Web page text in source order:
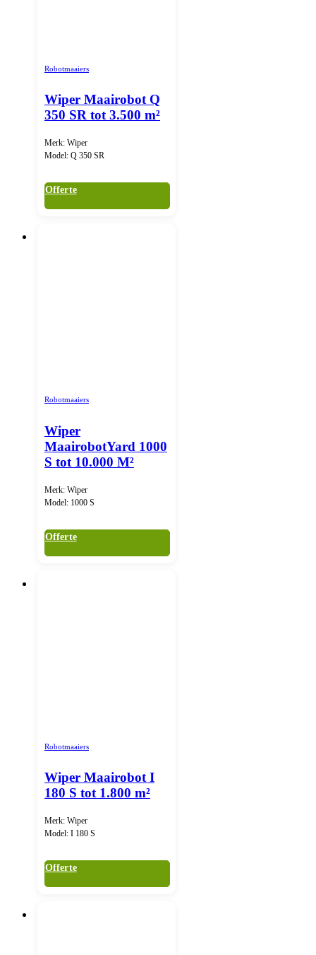
Robotmaaiers
Wiper Maairobot Q
350 SR tot 3.500 m²
Merk: Wiper
Model: Q 350 SR
Offerte
Robotmaaiers
Wiper
MaairobotYard 1000
S tot 10.000 M²
Merk: Wiper
Model: 1000 S
Offerte
Robotmaaiers
Wiper Maairobot I
180 S tot 1.800 m²
Merk: Wiper
Model: I 180 S
Offerte